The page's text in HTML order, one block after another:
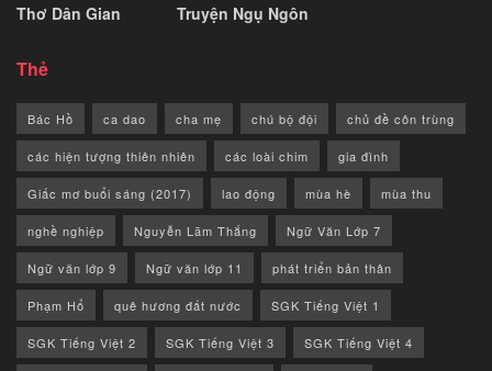
Thơ Dân Gian
Truyện Ngụ Ngôn
Thẻ
Bác Hồ ca dao cha mẹ chú bộ đội chủ đề côn trùng
các hiện tượng thiên nhiên các loài chim gia đình
Giấc mơ buổi sáng (2017) lao động mùa hè mùa thu
nghề nghiệp Nguyễn Lãm Thắng Ngữ Văn Lớp 7
Ngữ văn lớp 9 Ngữ văn lớp 11 phát triển bản thân
Phạm Hổ quê hương đất nước SGK Tiếng Việt 1
SGK Tiếng Việt 2 SGK Tiếng Việt 3 SGK Tiếng Việt 4